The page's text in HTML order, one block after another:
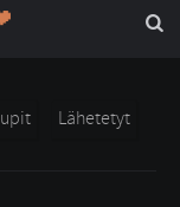
Lähetetyt